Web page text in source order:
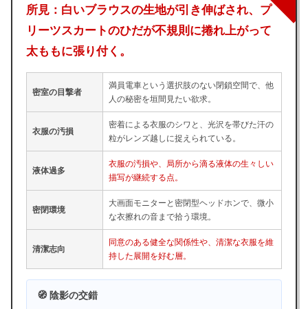
所見：白いブラウスの生地が引き伸ばされ、プ
リーツスカートのひだが不規則に捲れ上がって
太ももに張り付く。
密室の目撃者
満員電車という選択肢のない閉鎖空間で、他
人の秘密を垣間見たい欲求。
衣服の汚損
密着による衣服のシワと、光沢を帯びた汗の
粒がレンズ越しに捉えられている。
液体過多
衣服の汚損や、局所から滴る液体の生々しい
描写が継続する点。
密閉環境
大画面モニターと密閉型ヘッドホンで、微小
な衣擦れの音まで拾う環境。
清潔志向
同意のある健全な関係性や、清潔な衣服を維
持した展開を好む層。
🧭 陰影の交錯